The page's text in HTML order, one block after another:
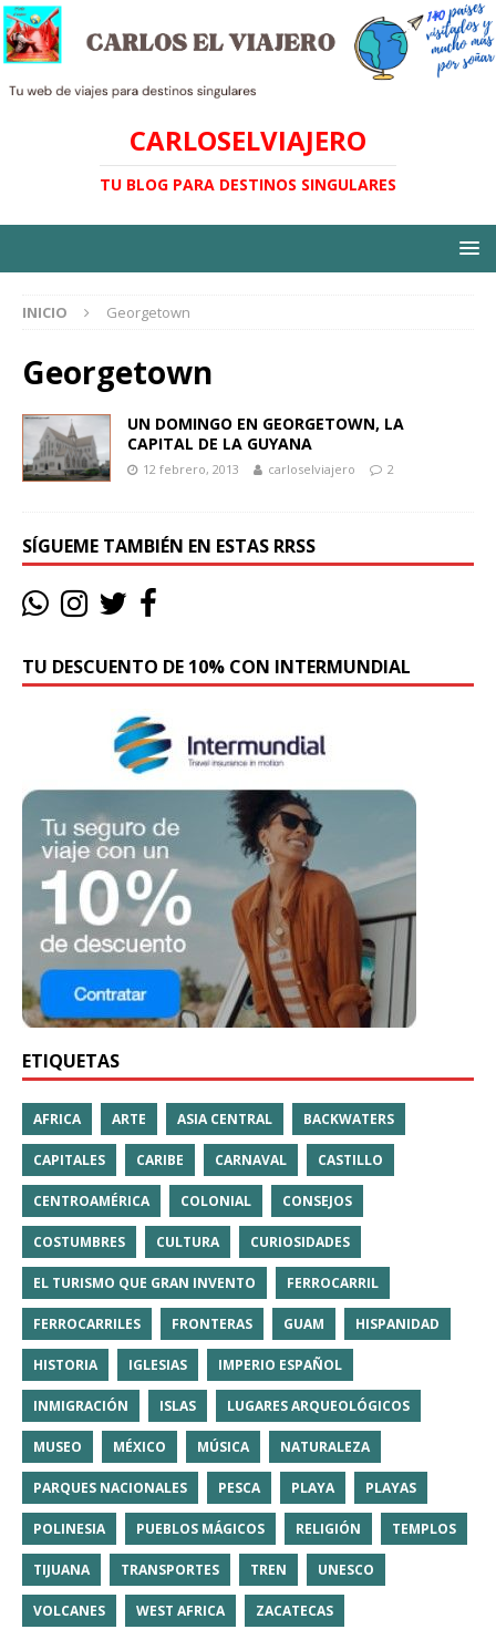
CARLOSELVIAJERO
TU BLOG PARA DESTINOS SINGULARES
INICIO Georgetown
Georgetown
UN DOMINGO EN GEORGETOWN, LA
CAPITAL DE LA GUYANA
12 febrero, 2013 carloselviajero 2
SÍGUEME TAMBIÉN EN ESTAS RRSS
TU DESCUENTO DE 10% CON INTERMUNDIAL
ETIQUETAS
AFRICA ARTE ASIA CENTRAL BACKWATERS
CAPITALES CARIBE CARNAVAL CASTILLO
CENTROAMÉRICA COLONIAL CONSEJOS
COSTUMBRES CULTURA CURIOSIDADES
EL TURISMO QUE GRAN INVENTO FERROCARRIL
FERROCARRILES FRONTERAS GUAM HISPANIDAD
HISTORIA IGLESIAS IMPERIO ESPAÑOL
INMIGRACIÓN ISLAS LUGARES ARQUEOLÓGICOS
MUSEO MÉXICO MÚSICA NATURALEZA
PARQUES NACIONALES PESCA PLAYA PLAYAS
POLINESIA PUEBLOS MÁGICOS RELIGIÓN TEMPLOS
TIJUANA TRANSPORTES TREN UNESCO
VOLCANES WEST AFRICA ZACATECAS